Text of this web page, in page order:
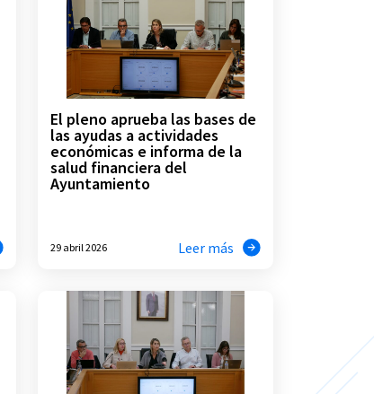
El pleno aprueba las bases de
las ayudas a actividades
económicas e informa de la
salud financiera del
Ayuntamiento
29 abril 2026 Leer más